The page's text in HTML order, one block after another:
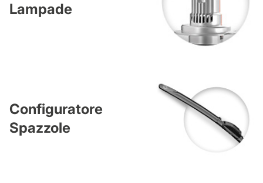
Lampade
Configuratore
Spazzole